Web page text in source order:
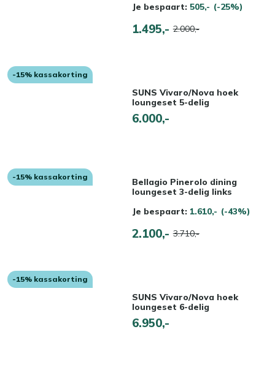
Je bespaart: 505,- (-25%)
1.495,- 2.000,-
-15% kassakorting
SUNS Vivaro/Nova hoek
loungeset 5-delig
6.000,-
-15% kassakorting
Bellagio Pinerolo dining
loungeset 3-delig links
Je bespaart: 1.610,- (-43%)
2.100,- 3.710,-
-15% kassakorting
SUNS Vivaro/Nova hoek
loungeset 6-delig
6.950,-